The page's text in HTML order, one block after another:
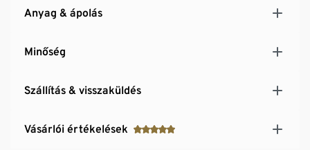
Anyag & ápolás
Minőség
Szállítás & visszaküldés
Vásárlói értékelések